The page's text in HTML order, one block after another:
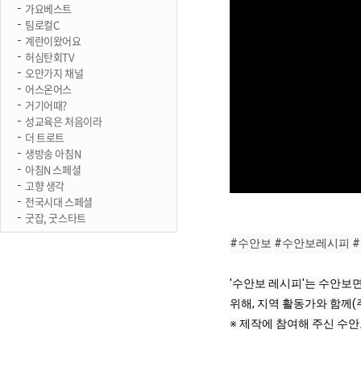
가요베스트
팀로컬C
계란이왔어요
허심탄회TV
오만가지 채널
어스온어스
거기어때?
성교육은 처음이라
더 트로트
생방송 아침N
아침N 스페셜
고향 생각
전국시대 스페셜
굿잡, 굿스타트
#수안보 #수안보레시피
'수안보 레시피'는 수안보
위해, 지역 활동가와 함께
※ 제작에 참여해 주신 수